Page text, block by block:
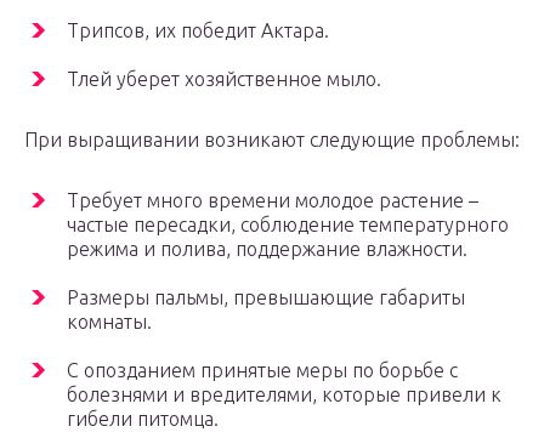
Трипсов, их победит Актара.
Тлей уберет хозяйственное мыло.
При выращивании возникают следующие проблемы:
Требует много времени молодое растение –
частые пересадки, соблюдение температурного
режима и полива, поддержание влажности.
Размеры пальмы, превышающие габариты
комнаты.
С опозданием принятые меры по борьбе с
болезнями и вредителями, которые привели к
гибели питомца.